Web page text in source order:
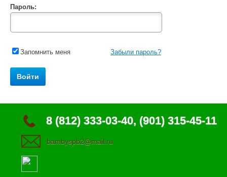
Пароль:
Запомнить меня Забыли пароль?
8 (812) 333-03-40, (901) 315-45-11
bambyspb2@mail.ru